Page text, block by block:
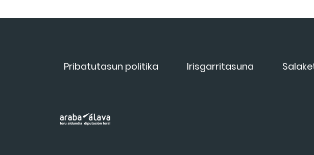
Pribatutasun politika Irisgarritasuna